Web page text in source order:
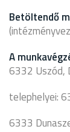
Betöltendő
A
6332 Uszód,
telephelyei:
6333